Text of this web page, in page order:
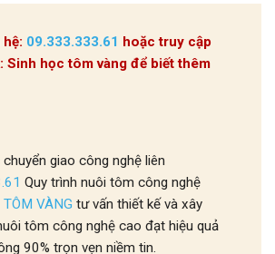
09.333.333.61 hoặc truy cập
Sinh học tôm vàng để biết thêm
giao công nghệ liên
Quy trình nuôi tôm công nghệ
VÀNG tư vấn thiết kế và xây
tôm công nghệ cao đạt hiệu quả
90% trọn vẹn niềm tin.